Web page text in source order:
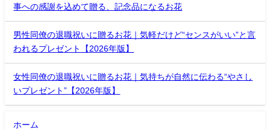
事への感謝を込めて贈る、記念品になるお花
男性同僚の退職祝いに贈るお花｜気軽だけど“センスがいい”と言
われるプレゼント【2026年版】
女性同僚の退職祝いに贈るお花｜気持ちが自然に伝わる“やさし
いプレゼント”【2026年版】
ホーム